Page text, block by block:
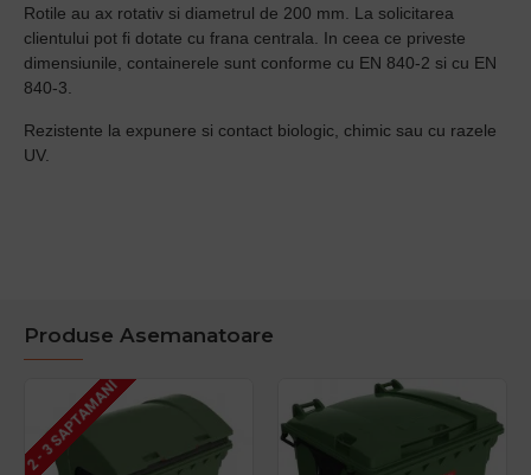
Rotile au ax rotativ si diametrul de 200 mm. La solicitarea
clientului pot fi dotate cu frana centrala. In ceea ce priveste
dimensiunile, containerele sunt conforme cu EN 840-2 si cu EN
840-3.
Rezistente la expunere si contact biologic, chimic sau cu razele
UV.
Produse Asemanatoare
2 - 3 SAPTAMANI